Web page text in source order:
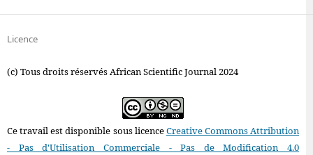
Licence
(c) Tous droits réservés African Scientific Journal 2024
Ce travail est disponible sous licenceCreative Commons Attribution
- Pas d'Utilisation Commerciale - Pas de Modification 4.0